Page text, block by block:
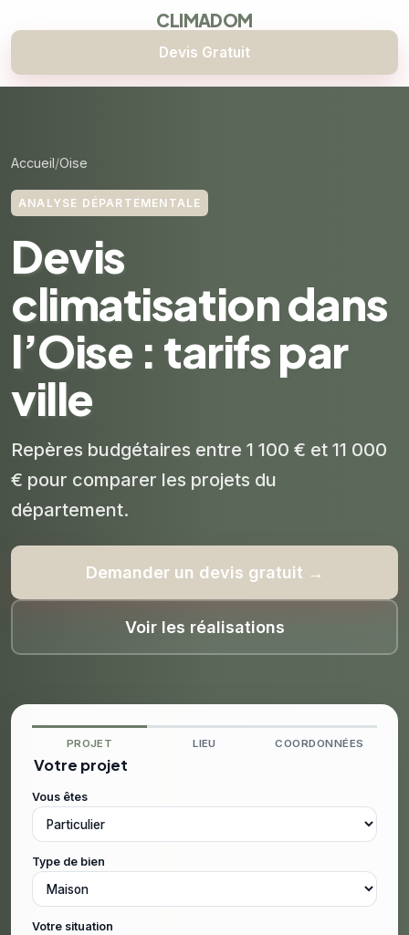
CLIMADOM
Devis Gratuit
Accueil Oise
ANALYSE DÉPARTEMENTALE
Devis
climatisation dans
l’Oise : tarifs par
ville
Repères budgétaires entre 1 100 € et 11 000
€ pour comparer les projets du
département.
Demander un devis gratuit →
Voir les réalisations
PROJET LIEU COORDONNÉES
Votre projet
Vous êtes
Type de bien
Votre situation